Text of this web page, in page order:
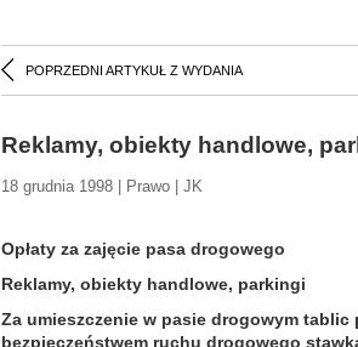
POPRZEDNI ARTYKUŁ Z WYDANIA
Reklamy, obiekty handlowe,
18 grudnia 1998 | Prawo | JK
Opłaty za zajęcie pasa drogowego
Reklamy, obiekty handlowe, parkingi
Za umieszczenie w pasie drogowym
bezpieczeństwem ruchu drogowego